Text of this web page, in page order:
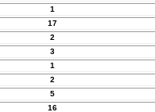
1
17
2
3
1
2
5
16